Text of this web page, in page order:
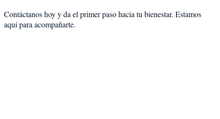
Contáctanos hoy y da el primer paso hacia tu bienestar. Estamos
aquí para acompañarte.